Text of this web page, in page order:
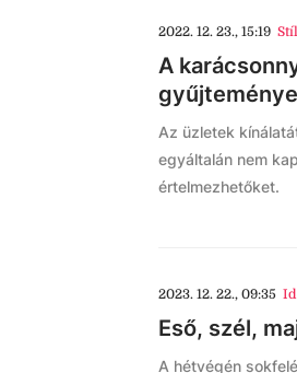
2022. 12. 23., 15:19
A
gyűjteménye
Az üzletek
egyáltalán nem
értelmezhetőket.
2023. 12. 22., 09:35
Eső, szél,
A hétvégén